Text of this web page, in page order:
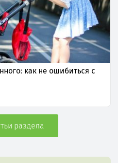
как не ошибиться с
раздела